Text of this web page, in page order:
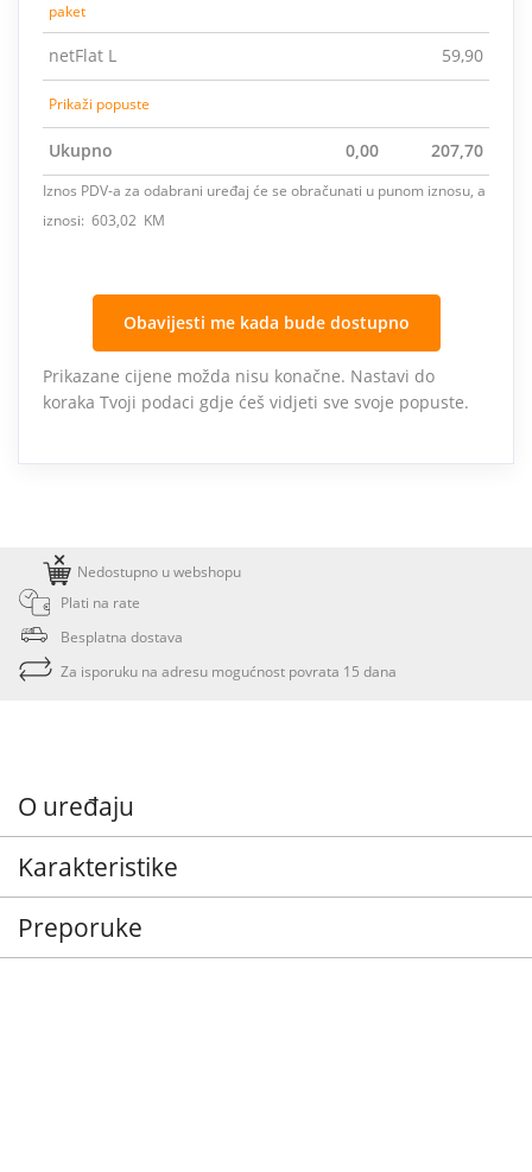
paket
netFlat L 59,90
Prikaži popuste
Ukupno 0,00 207,70
Iznos PDV-a za odabrani uređaj će se obračunati u punom iznosu, a
iznosi: 603,02 KM
Obavijesti me kada bude dostupno
Prikazane cijene možda nisu konačne. Nastavi do
koraka Tvoji podaci gdje ćeš vidjeti sve svoje popuste.
Nedostupno u webshopu
Plati na rate
Besplatna dostava
Za isporuku na adresu mogućnost povrata 15 dana
O uređaju
Karakteristike
Preporuke